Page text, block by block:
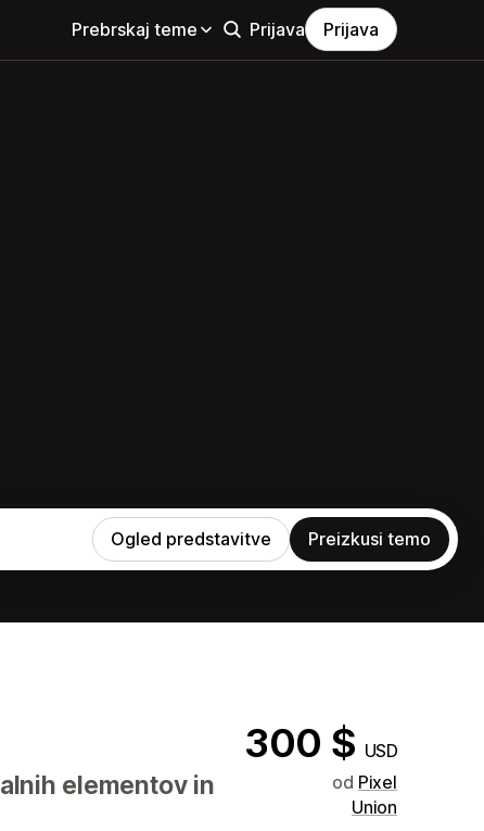
Prebrskaj teme Prijava Prijava
Ogled predstavitve Preizkusi temo
300 $ USD
elementov in
od Pixel
Union